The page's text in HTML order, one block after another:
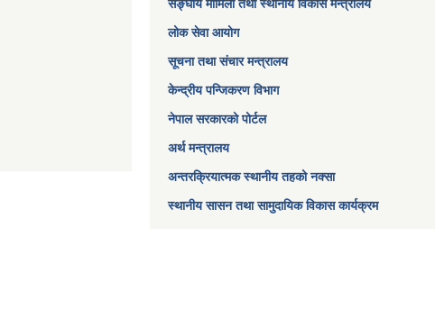
सङ्घीय मामिला तथा स्थानीय विकास मन्त्रालय
लोक सेवा आयोग
सूचना तथा संचार मन्त्रालय
केन्द्रीय पन्जिकरण विभाग
नेपाल सरकारको पोर्टल
अर्थ मन्त्रालय
अन्तरक्रियात्मक स्थानीय तहको नक्सा
स्थानीय सासन तथा सामुदायिक विकास कार्यक्रम